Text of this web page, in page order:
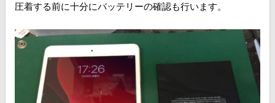
圧着する前に十分にバッテリーの確認も行います。